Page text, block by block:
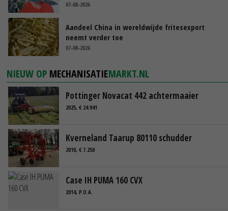
07-08-2026
Aandeel China in wereldwijde fritesexport
neemt verder toe
07-08-2026
NIEUW OP MECHANISATIEMARKT.NL
Pottinger Novacat 442 achtermaaier
2025, € 24.941
Kverneland Taarup 80110 schudder
2010, € 7.250
Case IH PUMA 160 CVX
2014, P.O.A.